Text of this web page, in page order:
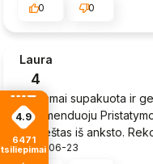
0
0
Laura
4
Tinkamai supakuota ir
rekomenduoju
praneštas iš anksto.
2026-06-23
4.9
6471